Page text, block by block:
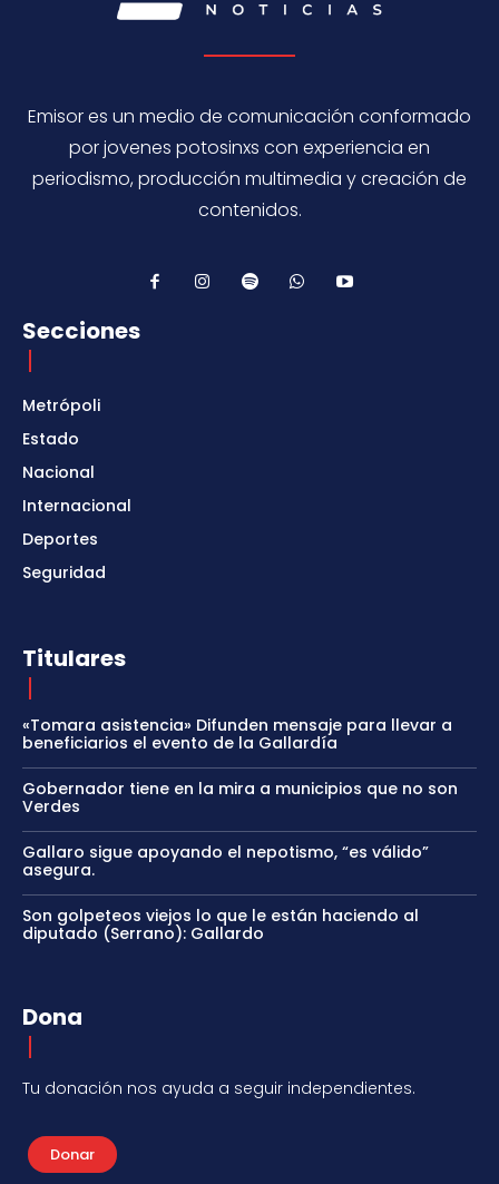
Emisor es un medio de comunicación conformado
por jovenes potosinxs con experiencia en
periodismo, producción multimedia y creación de
contenidos.
Secciones
Metrópoli
Estado
Nacional
Internacional
Deportes
Seguridad
Titulares
«Tomara asistencia» Difunden mensaje para llevar a
beneficiarios el evento de la Gallardía
Gobernador tiene en la mira a municipios que no son
Verdes
Gallaro sigue apoyando el nepotismo, “es válido”
asegura.
Son golpeteos viejos lo que le están haciendo al
diputado (Serrano): Gallardo
Dona
Tu donación nos ayuda a seguir independientes.
Donar